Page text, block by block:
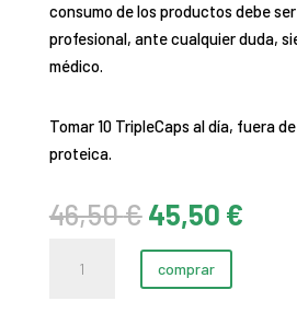
consumo de los productos debe
profesional, ante cualquier duda,
médico.
Tomar 10 TripleCaps al día, fuera
proteica.
46,50€ El
precio
original
era:
45,50 €El
Aminos
comprar